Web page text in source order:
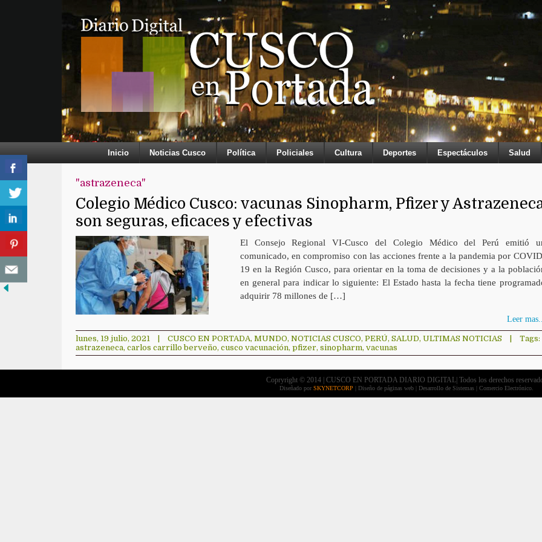
Inicio Noticias Cusco Política Policiales Cultura Deportes Espectáculos Salud
"astrazeneca"
Colegio Médico Cusco: vacunas Sinopharm, Pfizer y
son seguras, eficaces y efectivas
El Consejo Regional VI-Cusco del Colegio Médico del Perú emitió
comunicado, en compromiso con las acciones frente a la pandemia por
19 en la Región Cusco, para orientar en la toma de decisiones y a la
en general para indicar lo siguiente: El Estado hasta la fecha tiene
adquirir 78 millones de […]
Leer mas...
lunes, 19 julio, 2021 CUSCO EN PORTADA, MUNDO, NOTICIAS CUSCO, PERÚ, SALUD, ULTIMAS NOTICIAS
Tags:
astrazeneca, carlos carrillo berveño, cusco vacunación, pfizer, sinopharm, vacunas
Copryright © 2014 | CUSCO EN PORTADA DIARIO DIGITAL| Todos los derechos
Diseñado por SKYNETCORP | Diseño de páginas web | Desarrollo de Sistemas | Comercio Electrónico.